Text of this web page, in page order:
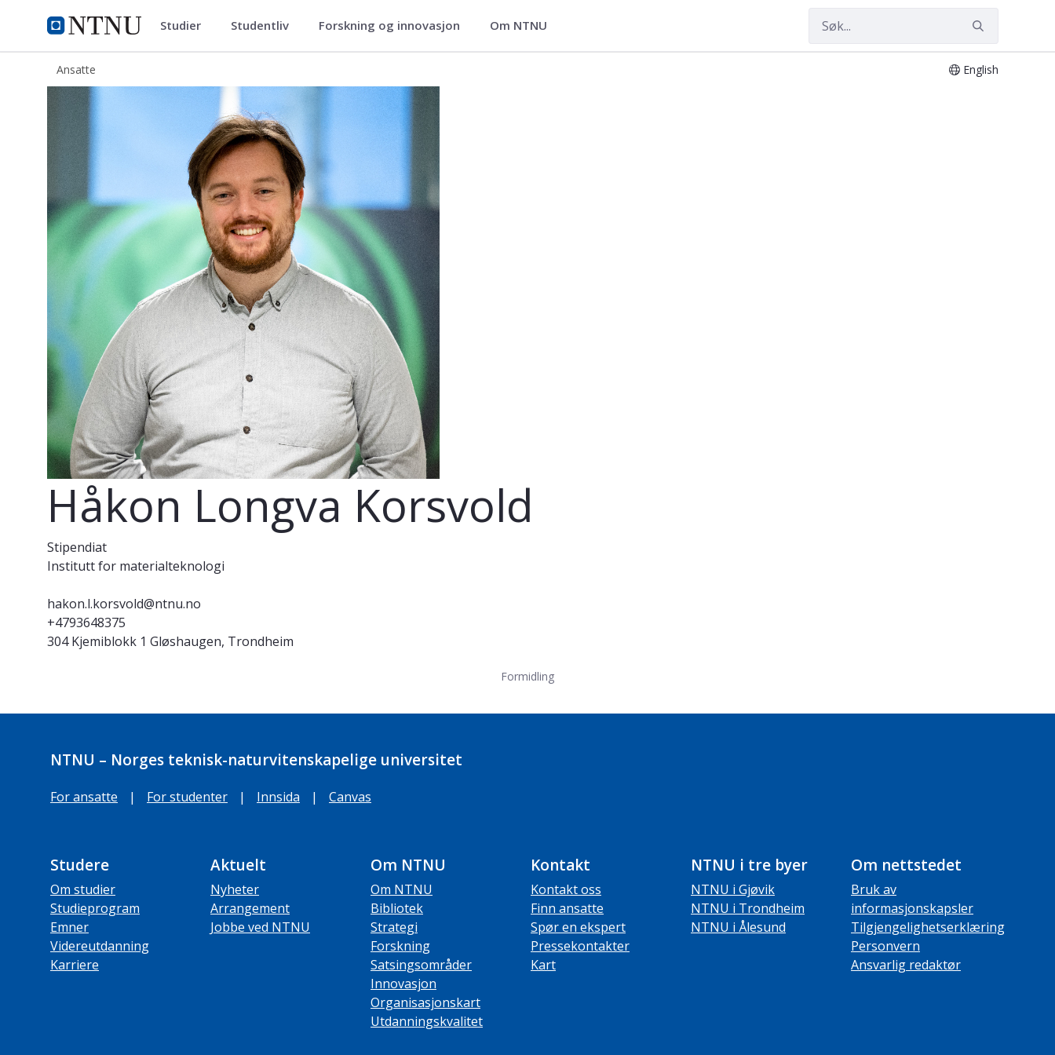
NTNU Hjemmeside
ntnu.no Studier Studentliv Forskning og innovasjon Om NTNU
Ansatte English
Håkon Longva Korsvold
Håkon Longva Korsvold
Stipendiat
Institutt for materialteknologi
hakon.l.korsvold@ntnu.no
+4793648375
304 Kjemiblokk 1 Gløshaugen, Trondheim
Formidling
NTNU – Norges teknisk-naturvitenskapelige universitet
For ansatte | For studenter | Innsida | Canvas
Studere
Om studier
Studieprogram
Emner
Videreutdanning
Karriere
Aktuelt
Nyheter
Arrangement
Jobbe ved NTNU
Om NTNU
Om NTNU
Bibliotek
Strategi
Forskning
Satsingsområder
Innovasjon
Organisasjonskart
Utdanningskvalitet
Kontakt
Kontakt oss
Finn ansatte
Spør en ekspert
Pressekontakter
Kart
NTNU i tre byer
NTNU i Gjøvik
NTNU i Trondheim
NTNU i Ålesund
Om nettstedet
Bruk av
informasjonskapsler
Tilgjengelighetserklæring
Personvern
Ansvarlig redaktør